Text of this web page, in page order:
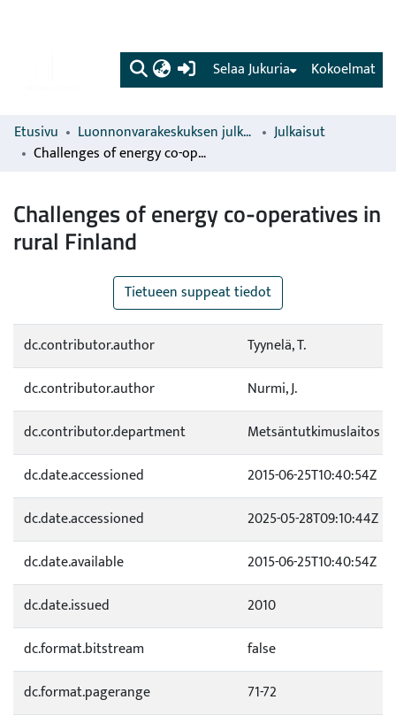
(current) Kokoelmat
Selaa Jukuria
Etusivu Luonnonvarakeskuksen julkaisut
Julkaisut
Challenges of energy co-operatives in rural Finland
Challenges of energy co-operatives in
rural Finland
Tietueen suppeat tiedot
dc.contributor.author
Tyynelä, T.
dc.contributor.author
Nurmi, J.
dc.contributor.department
Metsäntutkimuslaitos
dc.date.accessioned
2015-06-25T10:40:54Z
dc.date.accessioned
2025-05-28T09:10:44Z
dc.date.available
2015-06-25T10:40:54Z
dc.date.issued
2010
dc.format.bitstream
false
dc.format.pagerange
71-72